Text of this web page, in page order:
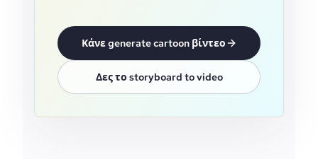
Κάνε generate cartoon βίντεο
Δες το storyboard to video